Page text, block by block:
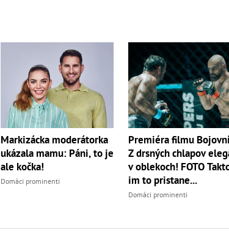
Markizácka moderátorka
ukázala mamu: Páni, to je
ale kočka!
Domáci prominenti
Premiéra filmu
Z drsných chlapov
v oblekoch! FOTO
im to pristane...
Domáci prominenti